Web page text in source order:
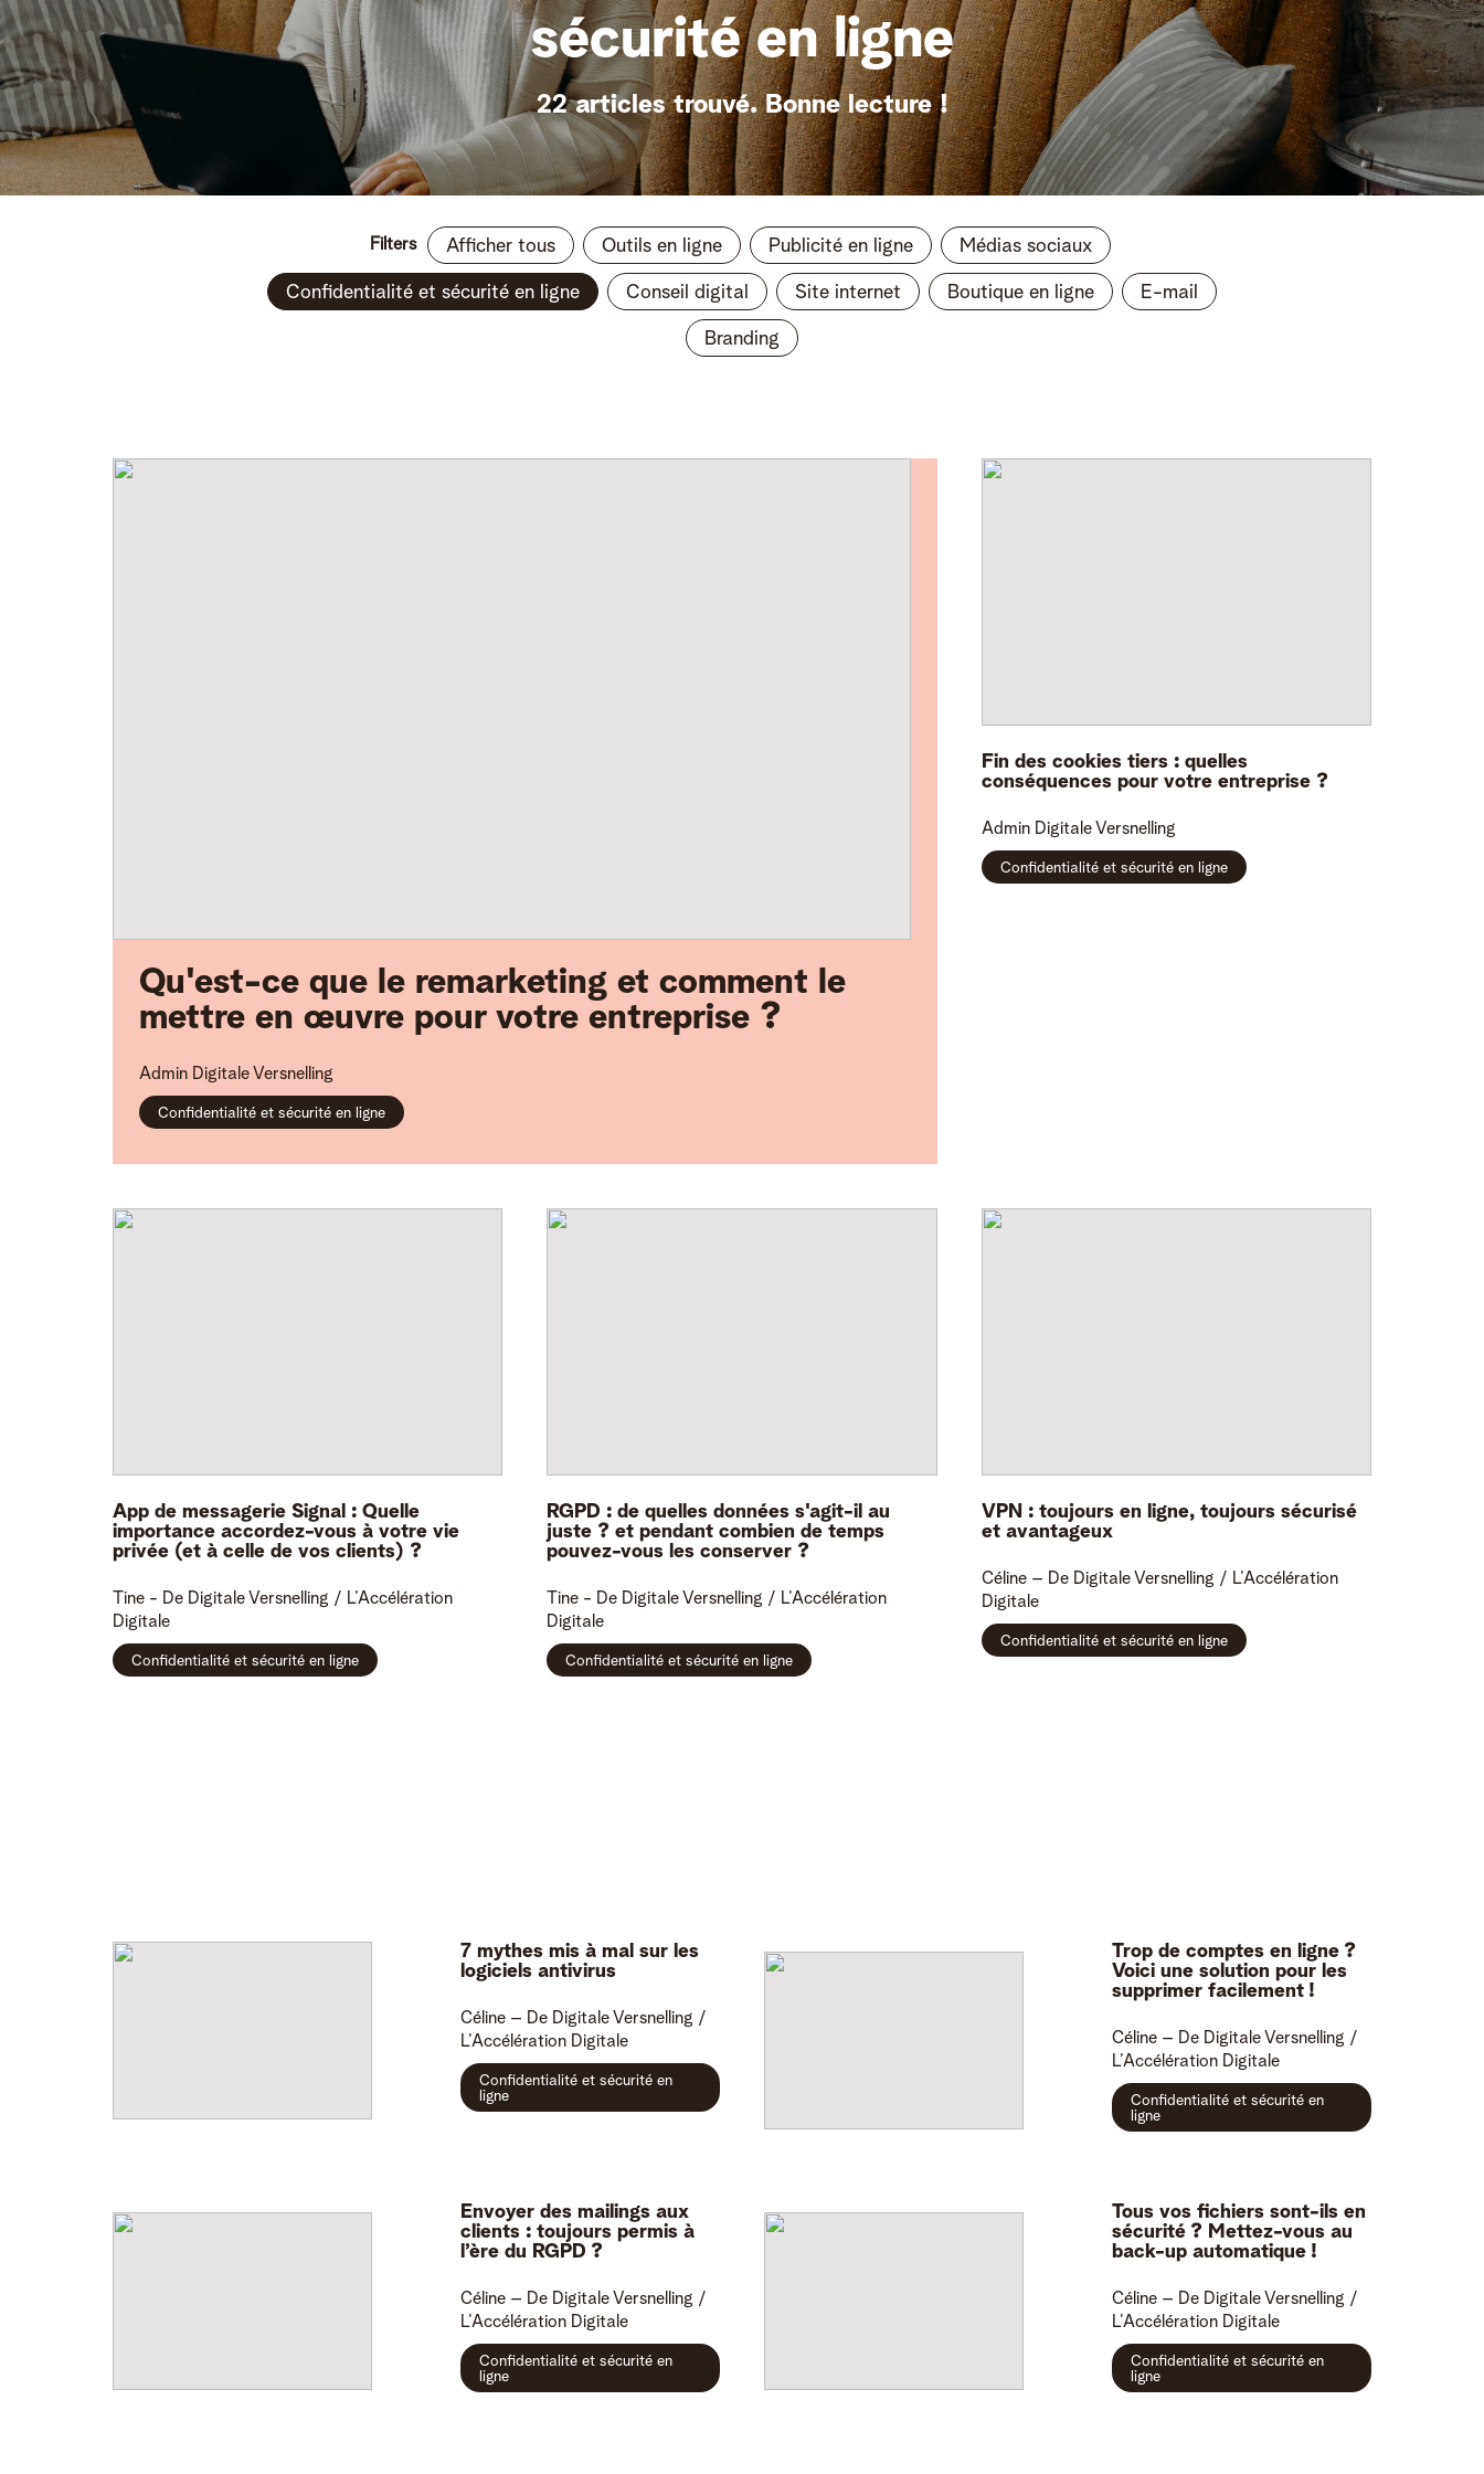
sécurité en ligne
22 articles trouvé.Bonne lecture !
Filters Afficher tous Outils en ligne Publicité en ligne Médias sociaux
Confidentialité et sécurité en ligne Conseil digital Site internet Boutique en ligne E-mail
Branding
Qu'est-ce que le remarketing et comment le
mettre en œuvre pour votre entreprise ?
Admin Digitale Versnelling
Confidentialité et sécurité en ligne
Fin des cookies tiers : quelles
conséquences pour votre entreprise ?
Admin Digitale Versnelling
Confidentialité et sécurité en ligne
App de messagerie Signal : Quelle
importance accordez-vous à votre vie
privée (et à celle de vos clients) ?
Tine - De Digitale Versnelling / L’Accélération
Digitale
Confidentialité et sécurité en ligne
RGPD : de quelles données s'agit-il au
juste ? et pendant combien de temps
pouvez-vous les conserver ?
Tine - De Digitale Versnelling / L’Accélération
Digitale
Confidentialité et sécurité en ligne
VPN : toujours en ligne, toujours sécurisé
et avantageux
Céline – De Digitale Versnelling / L’Accélération
Digitale
Confidentialité et sécurité en ligne
7 mythes mis à mal sur les
logiciels antivirus
Céline – De Digitale Versnelling /
L’Accélération Digitale
Confidentialité et sécurité en
ligne
Trop de comptes en ligne ?
Voici une solution pour les
supprimer facilement !
Céline – De Digitale Versnelling /
L’Accélération Digitale
Confidentialité et sécurité en
ligne
Envoyer des mailings aux
clients : toujours permis à
l’ère du RGPD ?
Céline – De Digitale Versnelling /
L’Accélération Digitale
Confidentialité et sécurité en
ligne
Tous vos fichiers sont-ils en
sécurité ? Mettez-vous au
back-up automatique !
Céline – De Digitale Versnelling /
L’Accélération Digitale
Confidentialité et sécurité en
ligne